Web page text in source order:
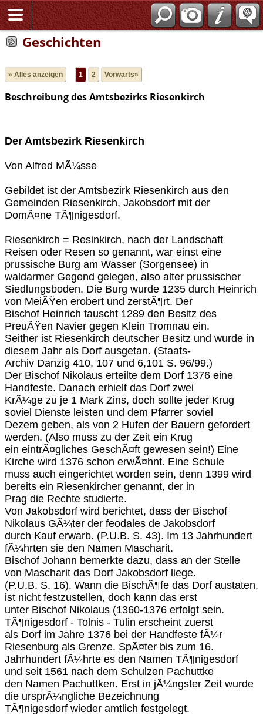
Geschichten
» Alles anzeigen 1 2 Vorwärts»
Beschreibung des Amtsbezirks Riesenkirch
Der Amtsbezirk Riesenkirch
Von Alfred MÃ¼sse
Gebildet ist der Amtsbezirk Riesenkirch aus den
Gemeinden Riesenkirch, Jakobsdorf mit der
DomÃ¤ne TÃ¶nigesdorf.
Riesenkirch = Resinkirch, nach der Landschaft
Reisen oder Resen so genannt, war einst eine
prussische Burg am Wasser (Sorgensee) in
waldarmer Gegend gelegen, also alter prussischer
Siedlungsboden. Die Burg wurde 1235 durch Heinrich
von MeiÃŸen erobert und zerstÃ¶rt. Der
Bischof Heinrich tauscht 1289 den Besitz des
PreuÃŸen Navier gegen Klein Tromnau ein.
Seither ist Riesenkirch deutscher Besitz und wurde in
diesem Jahr als Dorf ausgetan. (Staats-
Archiv Danzig 410, 107 und 6,101 S. 96/99.)
Der Bischof Nikolaus erteilte dem Dorf 1376 eine
Handfeste. Danach erhielt das Dorf zwei
KrÃ¼ge zu je 1 Mark Zins, doch sollte jeder Krug
soviel Dienste leisten und dem Pfarrer soviel
Dezem geben, als von 2 Hufen der Bauern gefordert
werden. (Also muss zu der Zeit ein Krug
ein eintrÃ¤gliches GeschÃ¤ft gewesen sein!) Eine
Kirche wird 1376 schon erwÃ¤hnt. Eine Schule
muss auch eingerichtet worden sein, denn 1399 wird
bereits ein Riesenkircher genannt, der in
Prag die Rechte studierte.
Von Jakobsdorf wird berichtet, dass der Bischof
Nikolaus GÃ¼ter der feodales de Jakobsdorf
durch Kauf erwarb. (P.U.B. S. 43). Im 13 Jahrhundert
fÃ¼hrten sie den Namen Mascharit.
Bischof Johann bemerkte dazu, dass an der Stelle
von Mascharit das Dorf Jakobsdorf liege.
(P.U.B. S. 16). Wann die BischÃ¶fe das Dorf austaten,
ist nicht festzustellen, doch kann das erst
unter Bischof Nikolaus (1360-1376 erfolgt sein.
TÃ¶nigesdorf - Tolnis - Tulin erscheint zuerst
als Dorf im Jahre 1376 bei der Handfeste fÃ¼r
Riesenburg als Grenze. SpÃ¤ter bis zum 16.
Jahrhundert fÃ¼hrte es den Namen TÃ¶nigesdorf
und seit 1561 nach dem Schulzen Pachuttke
den Namen Pachuttken. Erst in jÃ¼ngster Zeit wurde
die ursprÃ¼ngliche Bezeichnung
TÃ¶nigesdorf wieder amtlich festgelegt.